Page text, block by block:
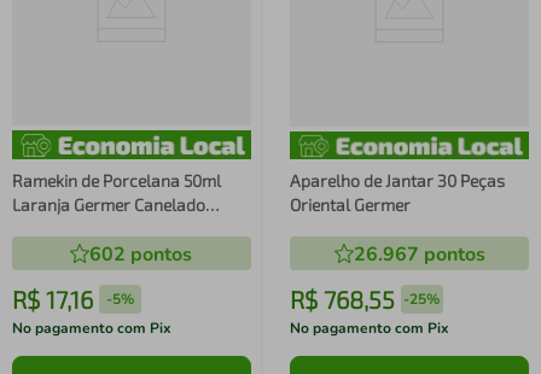
Ramekin de Porcelana 50ml
Laranja Germer Canelado
Ramequim602 pontos
R$ 17,16 -5%
No pagamento com Pix
Aparelho de Jantar 30 Peças
Oriental Germer
26.967 pontos
R$ 768,55 -25%
No pagamento com Pix